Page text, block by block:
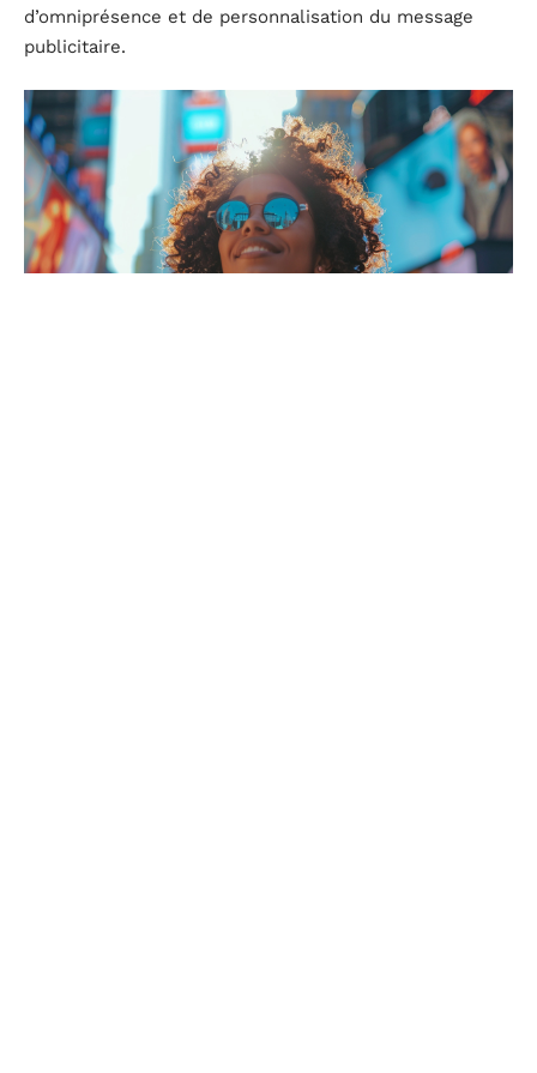
d’omniprésence et de personnalisation du message
publicitaire.